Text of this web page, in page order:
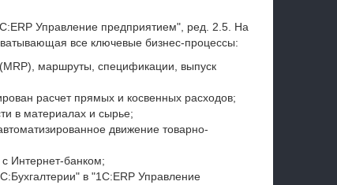
Управление предприятием", ред. 2.5. На
все ключевые бизнес-процессы:
маршруты, спецификации, выпуск
расчет прямых и косвенных расходов;
в материалах и сырье;
движение товарно-
Интернет-банком;
в "1С:ERP Управление